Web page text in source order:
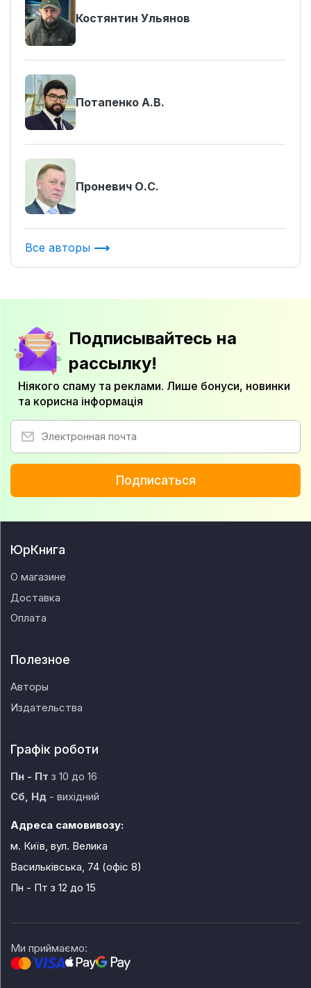
Костянтин Ульянов
Потапенко А.В.
Проневич О.С.
Все авторы
Подписывайтесь на
рассылку!
Ніякого спаму та реклами. Лише бонуси, новинки
та корисна інформація
Подписаться
ЮрКнига
О магазине
Доставка
Оплата
Полезное
Авторы
Издательства
Графік роботи
Пн - Пт з 10 до 16
Сб, Нд - вихідний
Адреса самовивозу:
м. Київ, вул. Велика
Васильківська, 74 (офіс 8)
Пн - Пт з 12 до 15
Ми приймаємо: